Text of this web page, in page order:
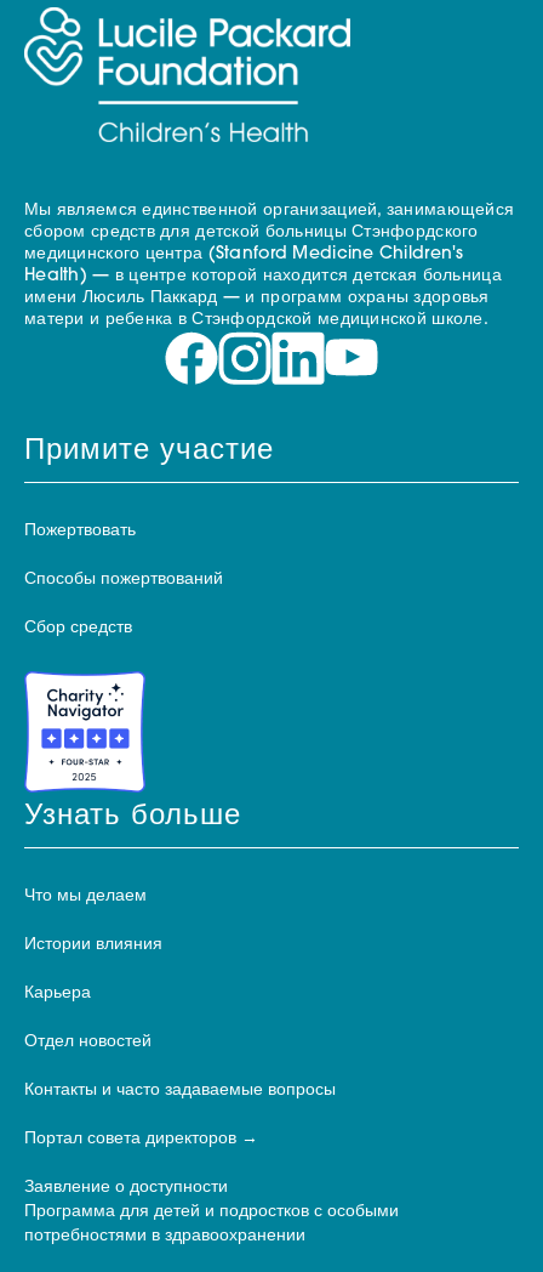
Мы являемся единственной организацией, занимающейся
сбором средств для детской больницы Стэнфордского
медицинского центра (Stanford Medicine Children's
Health) — в центре которой находится детская больница
имени Люсиль Паккард — и программ охраны здоровья
матери и ребенка в Стэнфордской медицинской школе.
Примите участие
Пожертвовать
Способы пожертвований
Сбор средств
Узнать больше
Что мы делаем
Истории влияния
Карьера
Отдел новостей
Контакты и часто задаваемые вопросы
Портал совета директоров
Заявление о доступности
Программа для детей и подростков с особыми
потребностями в здравоохранении